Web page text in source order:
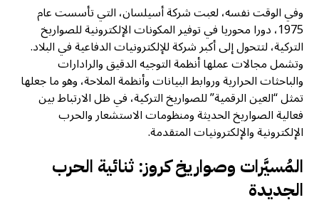
وفي الوقت نفسه، لعبت شركة أسيلسان، التي تأسست عام
1975، دورا محوريا في توفير المكونات الإلكترونية للصواريخ
التركية، لتتحول إلى أكبر شركة للإلكترونيات الدفاعية في البلاد.
وتشمل مجالات عملها أنظمة التوجيه الدقيق والرادارات
والباحثات الحرارية وروابط البيانات وأنظمة الملاحة، وهو ما جعلها
تمثل “العين الرقمية” للصواريخ التركية، في ظل الارتباط بين
فعالية الصواريخ الحديثة ومنظومات الاستشعار والحرب
الإلكترونية والإلكترونيات المتقدمة.
المُسيَّرات وصواريخ كروز: ثنائية الحرب
الجديدة